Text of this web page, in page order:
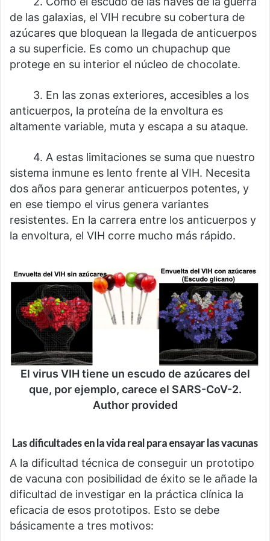
de las galaxias, el VIH recubre su cobertura de
azúcares que bloquean la llegada de anticuerpos
a su superficie. Es como un chupachup que
protege en su interior el núcleo de chocolate.
⠀⠀⠀3. En las zonas exteriores, accesibles a los
anticuerpos, la proteína de la envoltura es
altamente variable, muta y escapa a su ataque.
⠀⠀⠀4. A estas limitaciones se suma que nuestro
sistema inmune es lento frente al VIH. Necesita
dos años para generar anticuerpos potentes, y
en ese tiempo el virus genera variantes
resistentes. En la carrera entre los anticuerpos y
la envoltura, el VIH corre mucho más rápido.
El virus VIH tiene un escudo de azúcares del
que, por ejemplo, carece el SARS-CoV-2.
Author provided
Las dificultades en la vida real para ensayar las vacunas
A la dificultad técnica de conseguir un prototipo
de vacuna con posibilidad de éxito se le añade la
dificultad de investigar en la práctica clínica la
eficacia de esos prototipos. Esto se debe
básicamente a tres motivos: